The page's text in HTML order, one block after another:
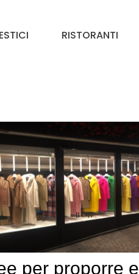
RISTORANTI
per proporre e